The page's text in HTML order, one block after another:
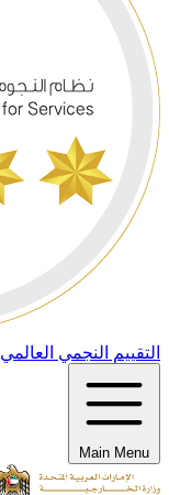
التقييم النجمي العالمي
Main Menu